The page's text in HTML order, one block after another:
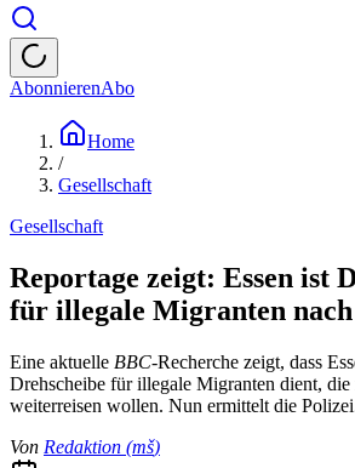
AbonnierenAbo
Home
/
Gesellschaft
Gesellschaft
Reportage zeigt: Essen ist
für illegale Migranten
Eine aktuelle BBC-Recherche zeigt, dass
Drehscheibe für illegale Migranten dient,
weiterreisen wollen. Nun ermittelt die
Von Redaktion (mš)